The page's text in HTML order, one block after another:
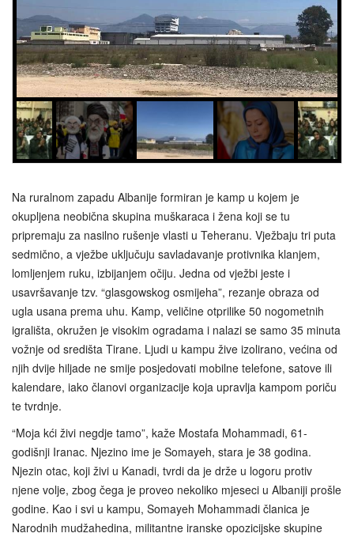
Na ruralnom zapadu Albanije formiran je kamp u kojem je
okupljena neobična skupina muškaraca i žena koji se tu
pripremaju za nasilno rušenje vlasti u Teheranu. Vježbaju tri puta
sedmično, a vježbe uključuju savladavanje protivnika klanjem,
lomljenjem ruku, izbijanjem očiju. Jedna od vježbi jeste i
usavršavanje tzv. “glasgowskog osmijeha”, rezanje obraza od
ugla usana prema uhu. Kamp, veličine otprilike 50 nogometnih
igrališta, okružen je visokim ogradama i nalazi se samo 35 minuta
vožnje od središta Tirane. Ljudi u kampu žive izolirano, većina od
njih dvije hiljade ne smije posjedovati mobilne telefone, satove ili
kalendare, iako članovi organizacije koja upravlja kampom poriču
te tvrdnje.
“Moja kći živi negdje tamo”, kaže Mostafa Mohammadi, 61-
godišnji Iranac. Njezino ime je Somayeh, stara je 38 godina.
Njezin otac, koji živi u Kanadi, tvrdi da je drže u logoru protiv
njene volje, zbog čega je proveo nekoliko mjeseci u Albaniji prošle
godine. Kao i svi u kampu, Somayeh Mohammadi članica je
Narodnih mudžahedina, militantne iranske opozicijske skupine